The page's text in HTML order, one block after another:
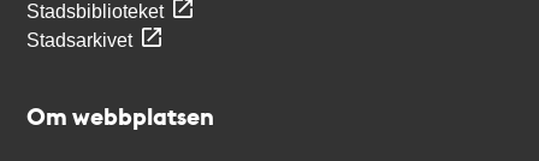
Stadsbiblioteket
Stadsarkivet
Om webbplatsen